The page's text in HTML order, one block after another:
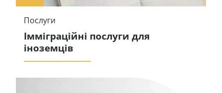
Послуги
Імміграційні послуги для
іноземців